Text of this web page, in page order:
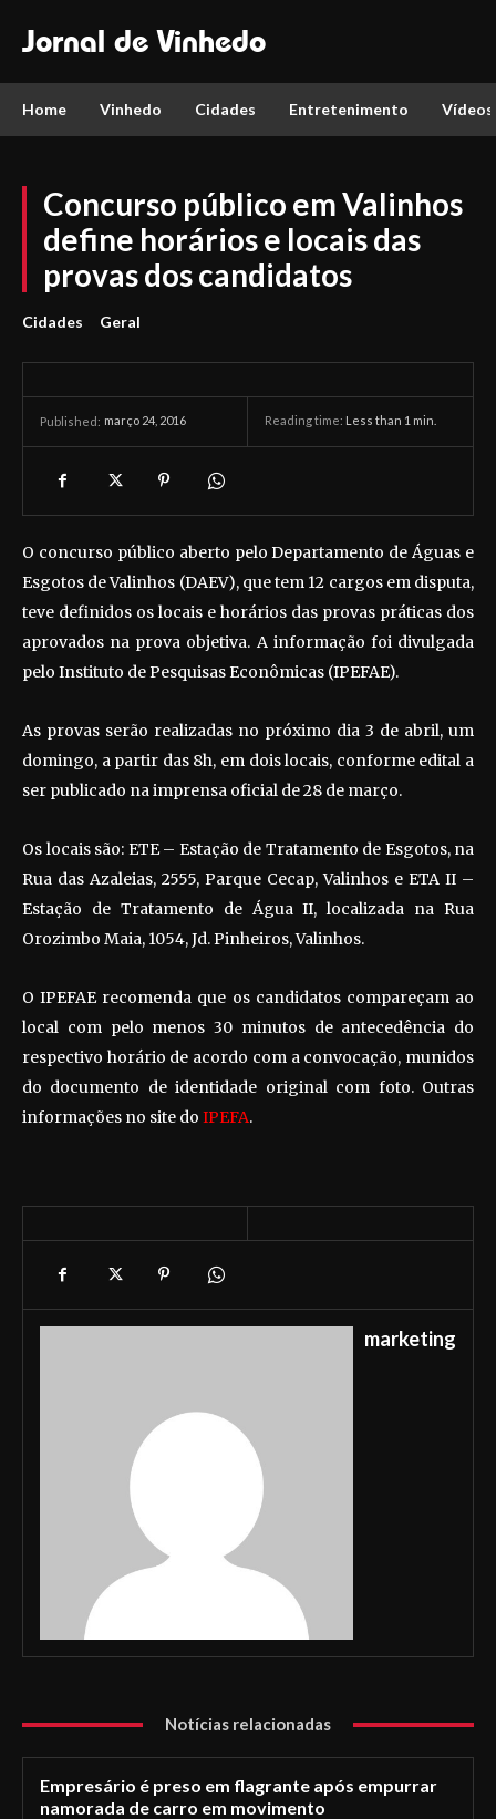
Jornal de Vinhedo
Home Vinhedo Cidades Entretenimento Vídeos
Concurso público em Valinhos
define horários e locais das
provas dos candidatos
Cidades Geral
Published: março 24, 2016 Reading time: Less than 1 min.
O concurso público aberto pelo Departamento de Águas e
Esgotos de Valinhos (DAEV), que tem 12 cargos em disputa,
teve definidos os locais e horários das provas práticas dos
aprovados na prova objetiva. A informação foi divulgada
pelo Instituto de Pesquisas Econômicas (IPEFAE).
As provas serão realizadas no próximo dia 3 de abril, um
domingo, a partir das 8h, em dois locais, conforme edital a
ser publicado na imprensa oficial de 28 de março.
Os locais são: ETE – Estação de Tratamento de Esgotos, na
Rua das Azaleias, 2555, Parque Cecap, Valinhos e ETA II –
Estação de Tratamento de Água II, localizada na Rua
Orozimbo Maia, 1054, Jd. Pinheiros, Valinhos.
O IPEFAE recomenda que os candidatos compareçam ao
local com pelo menos 30 minutos de antecedência do
respectivo horário de acordo com a convocação, munidos
do documento de identidade original com foto. Outras
informações no site do IPEFA.
marketing
Notícias relacionadas
Empresário é preso em flagrante após empurrar
namorada de carro em movimento